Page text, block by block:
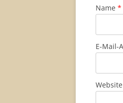
Name *
E-Mail-
Website